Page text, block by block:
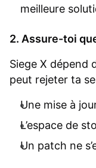
meilleure
2. Assure-toi
Siege X dépend
peut rejeter ta
Une mise à
L’espace de
Un patch ne